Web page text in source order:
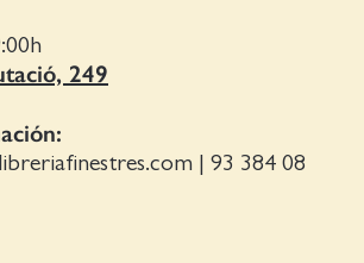
h
249
93 384 08